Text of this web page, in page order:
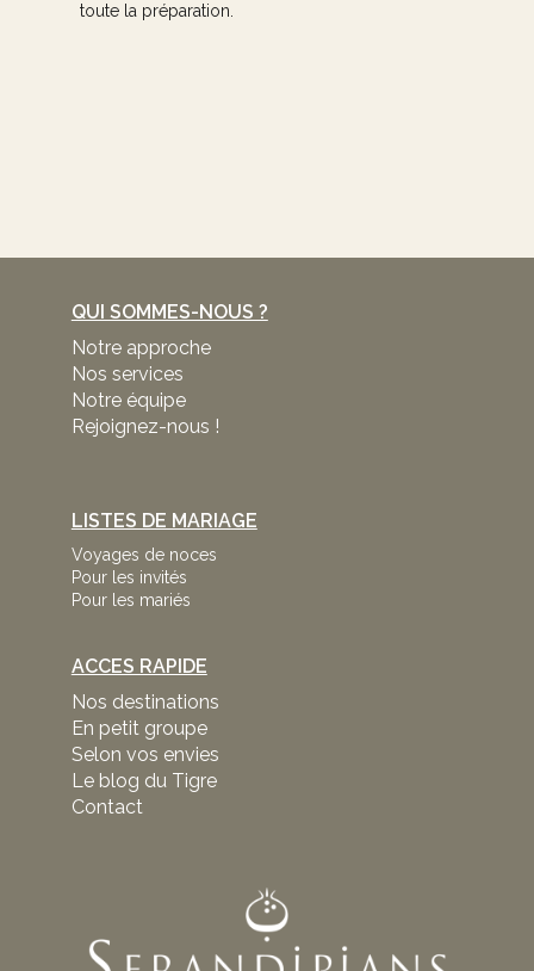
toute la préparation.
QUI SOMMES-NOUS ?
Notre approche
Nos services
Notre équipe
Rejoignez-nous !
LISTES DE MARIAGE
Voyages de noces
Pour les invités
Pour les mariés
ACCES RAPIDE
Nos destinations
En petit groupe
Selon vos envies
Le blog du Tigre
Contact